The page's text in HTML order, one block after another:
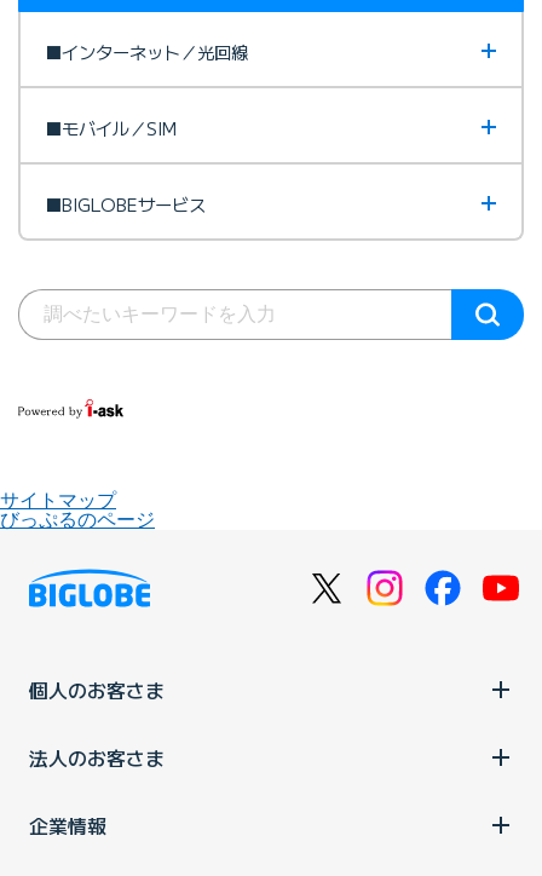
■インターネット／光回線
■モバイル／SIM
■BIGLOBEサービス
サイトマップ
びっぷるのページ
個人のお客さま
法人のお客さま
企業情報